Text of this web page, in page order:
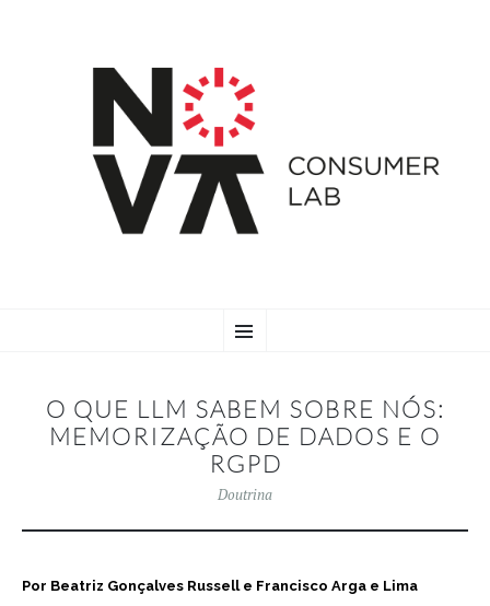
TO
O QUE LLM SABEM SOBRE NÓS:
MEMORIZAÇÃO DE DADOS E O
RGPD
Doutrina
Por Beatriz Gonçalves Russell e Francisco Arga e Lima